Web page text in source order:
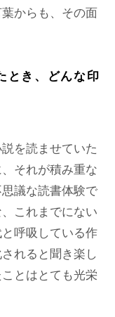
からも、その面
き、どんな印
を読ませていた
それが積み重な
議な読書体験で
これまでにない
呼吸している作
れると聞き楽し
とはとても光栄